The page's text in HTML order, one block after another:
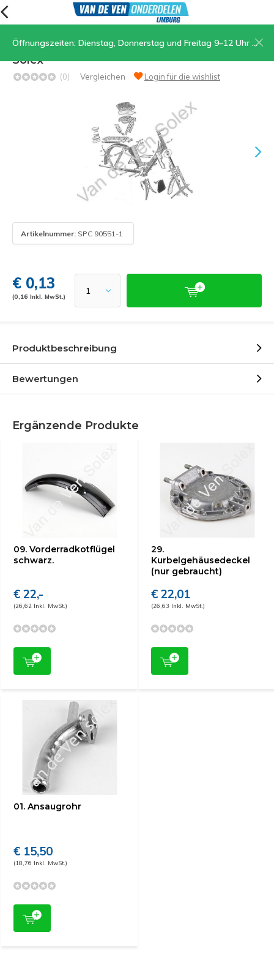
Öffnungszeiten: Dienstag, Donnerstag und Freitag 9–12 Uhr und 13.30–17 Uhr, Samstag 9–12 Uhr
47. Sechskant-Stiftschraube M6 x16 für
Solex
(0) Vergleichen Login für die wishlist
Artikelnummer: SPC 90551-1
€ 0,13
(0,16 Inkl. MwSt.)
Produktbeschreibung
Bewertungen
Ergänzende Produkte
09. Vorderradkotflügel
schwarz.
€ 22,-
(26,62 Inkl. MwSt.)
29.
Kurbelgehäusedeckel
(nur gebraucht)
€ 22,01
(26,63 Inkl. MwSt.)
01. Ansaugrohr
€ 15,50
(18,76 Inkl. MwSt.)